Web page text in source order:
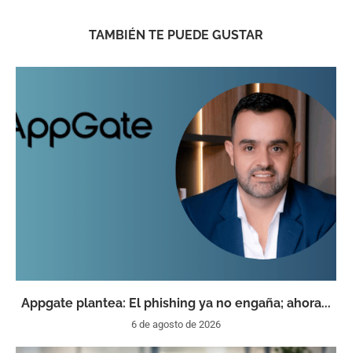
TAMBIÉN TE PUEDE GUSTAR
Appgate plantea: El phishing ya no engaña; ahora...
6 de agosto de 2026